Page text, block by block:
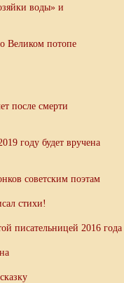
воды» и
Великом потопе
после смерти
году будет вручена
советским поэтам
стихи!
писательницей 2016 года